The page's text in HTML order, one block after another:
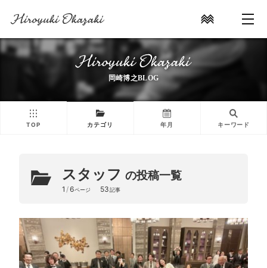
岡崎博之BLOG
TOP カテゴリ 年月 キーワード
スタッフ の投稿一覧
1 /6ページ 53記事